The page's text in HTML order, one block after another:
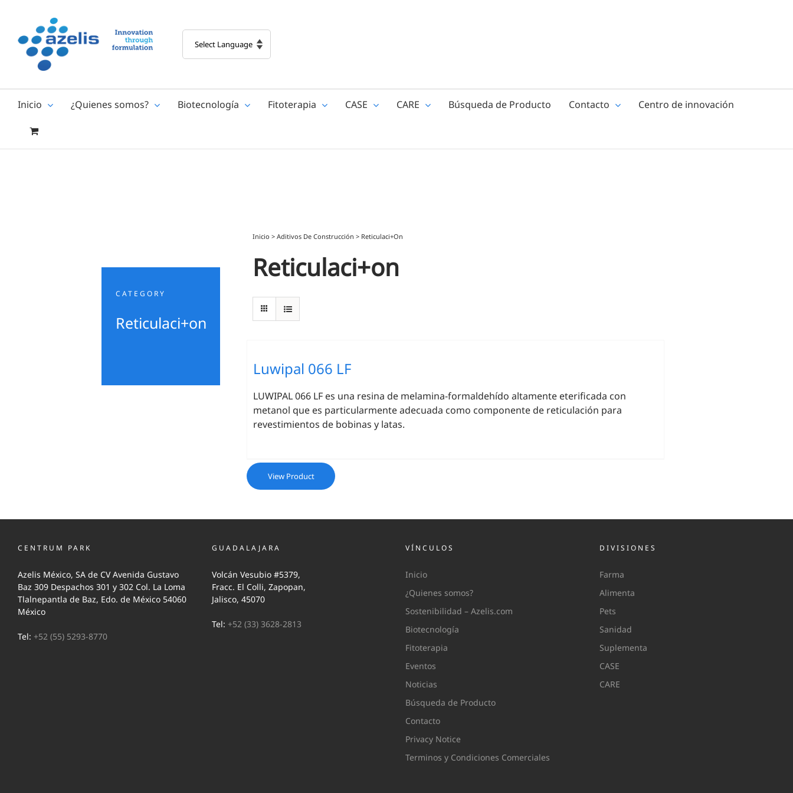
content
Inicio ¿Quienes somos? Biotecnología Fitoterapia CASE CARE Búsqueda de Producto Contacto Centro de innovación
CATEGORY
Reticulaci+on
Inicio > Aditivos De Construcción > Reticulaci+on
Reticulaci+on
Luwipal 066 LF
LUWIPAL 066 LF es una resina de melamina-formaldehído altamente eterificada con
metanol que es particularmente adecuada como componente de reticulación para
revestimientos de bobinas y latas.
View Product
CENTRUM PARK
Azelis México, SA de CV Avenida Gustavo
Baz 309 Despachos 301 y 302 Col. La Loma
Tlalnepantla de Baz, Edo. de México 54060
México
Tel: +52 (55) 5293-8770
GUADALAJARA
Volcán Vesubio #5379,
Fracc. El Colli, Zapopan,
Jalisco, 45070
Tel: +52 (33) 3628-2813
VÍNCULOS
Inicio
¿Quienes somos?
Sostenibilidad – Azelis.com
Biotecnología
Fitoterapia
Eventos
Noticias
Búsqueda de Producto
Contacto
Privacy Notice
Terminos y Condiciones Comerciales
DIVISIONES
Farma
Alimenta
Pets
Sanidad
Suplementa
CASE
CARE